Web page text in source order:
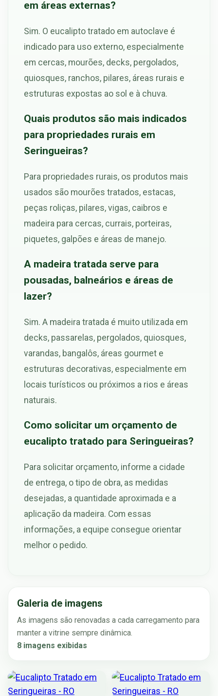
em áreas externas?
Sim. O eucalipto tratado em autoclave é
indicado para uso externo, especialmente
em cercas, mourões, decks, pergolados,
quiosques, ranchos, pilares, áreas rurais e
estruturas expostas ao sol e à chuva.
Quais produtos são mais indicados
para propriedades rurais em
Seringueiras?
Para propriedades rurais, os produtos mais
usados são mourões tratados, estacas,
peças roliças, pilares, vigas, caibros e
madeira para cercas, currais, porteiras,
piquetes, galpões e áreas de manejo.
A madeira tratada serve para
pousadas, balneários e áreas de
lazer?
Sim. A madeira tratada é muito utilizada em
decks, passarelas, pergolados, quiosques,
varandas, bangalôs, áreas gourmet e
estruturas decorativas, especialmente em
locais turísticos ou próximos a rios e áreas
naturais.
Como solicitar um orçamento de
eucalipto tratado para Seringueiras?
Para solicitar orçamento, informe a cidade
de entrega, o tipo de obra, as medidas
desejadas, a quantidade aproximada e a
aplicação da madeira. Com essas
informações, a equipe consegue orientar
melhor o pedido.
Galeria de imagens
As imagens são renovadas a cada carregamento para
manter a vitrine sempre dinâmica.
8 imagens exibidas